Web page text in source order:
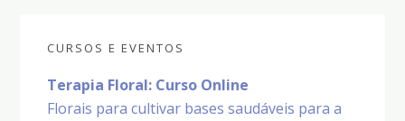
CURSOS E EVENTOS
Terapia Floral: Curso Online
Florais para cultivar bases saudáveis para a